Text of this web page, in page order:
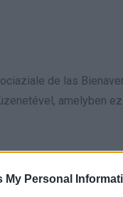
My Personal
de las
amelyben
imádkozzanak
adta.